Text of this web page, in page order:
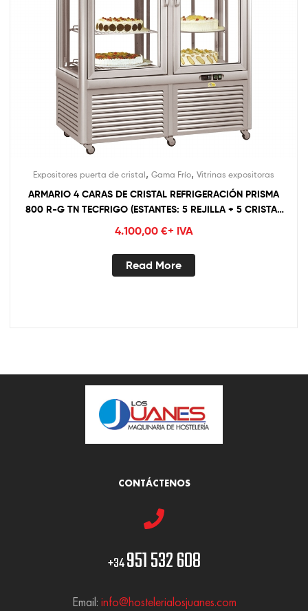
Expositores puerta de cristal, Gama Frío, Vitrinas expositoras
ARMARIO 4 CARAS DE CRISTAL REFRIGERACIÓN PRISMA
800 R-G TN TECFRIGO (ESTANTES: 5 REJILLA + 5 CRISTAL
GIRATORIO)
4.100,00 €+ IVA
Read More
CONTÁCTENOS
+34951 532 608
Email: info@hostelerialosjuanes.com